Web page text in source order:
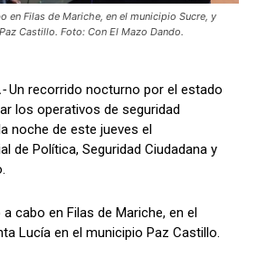
en Filas de Mariche, en el municipio Sucre, y
Castillo. Foto: Con El Mazo Dando.
Un recorrido nocturno por el estado
los operativos de seguridad
noche de este jueves el
de Política, Seguridad Ciudadana y
cabo en Filas de Mariche, en el
Lucía en el municipio Paz Castillo.